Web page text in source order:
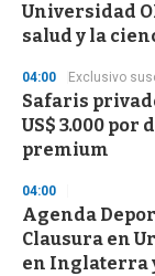
Universidad
salud y la
04:00 Exclusivo
Safaris
US$ 3.000 por
premium
04:00
Agenda
Clausura en
en Inglaterra